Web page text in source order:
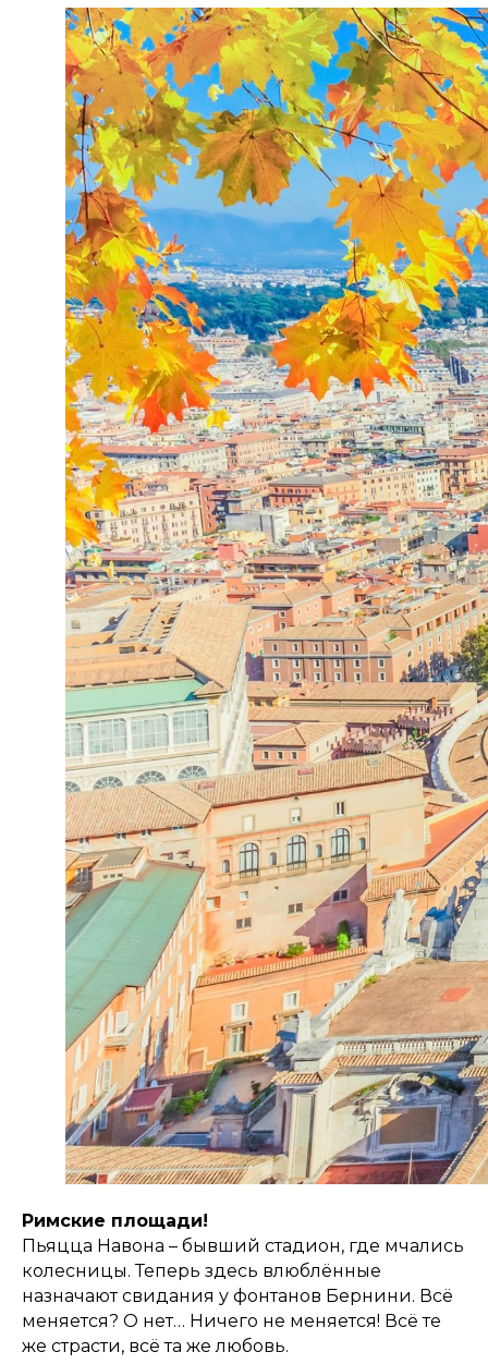
Римские площади!
Пьяцца Навона – бывший стадион, где мчались
колесницы. Теперь здесь влюблённые
назначают свидания у фонтанов Бернини. Всё
меняется? О нет… Ничего не меняется! Всё те
же страсти, всё та же любовь.